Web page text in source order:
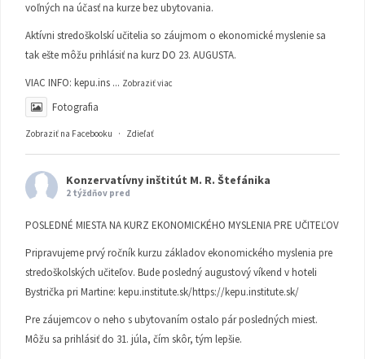
voľných na účasť na kurze bez ubytovania.
Aktívni stredoškolskí učitelia so záujmom o ekonomické myslenie sa
tak ešte môžu prihlásiť na kurz DO 23. AUGUSTA.
VIAC INFO: kepu.ins ... Zobraziť viac
Fotografia
Zobraziť na Facebooku · Zdieľať
Konzervatívny inštitút M. R. Štefánika
2 týždňov pred
POSLEDNÉ MIESTA NA KURZ EKONOMICKÉHO MYSLENIA PRE UČITEĽOV
Pripravujeme prvý ročník kurzu základov ekonomického myslenia pre
stredoškolských učiteľov. Bude posledný augustový víkend v hoteli
Bystrička pri Martine: kepu.institute.sk/https://kepu.institute.sk/
Pre záujemcov o neho s ubytovaním ostalo pár posledných miest.
Môžu sa prihlásiť do 31. júla, čím skôr, tým lepšie.